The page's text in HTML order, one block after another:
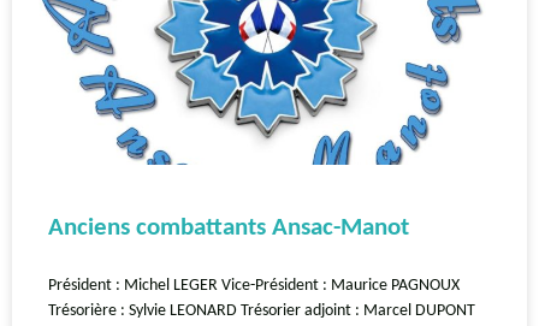
Anciens combattants Ansac-Manot
Président : Michel LEGER Vice-Président : Maurice PAGNOUX
Trésorière : Sylvie LEONARD Trésorier adjoint : Marcel DUPONT